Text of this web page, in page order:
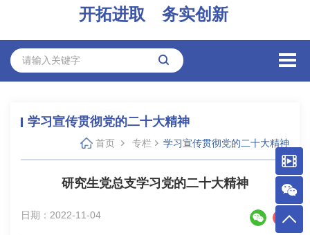
开拓进取 务实创新
学习宣传贯彻党的二十大精神
首页 专栏 学习宣传贯彻党的二十大精神
研究生党总支学习党的二十大精神
日期：2022-11-04